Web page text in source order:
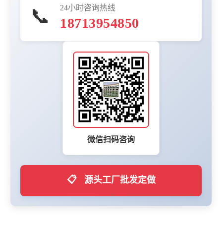
📞 24小时咨询热线
18713954850
微信扫码咨询
📋 源头工厂批发定做